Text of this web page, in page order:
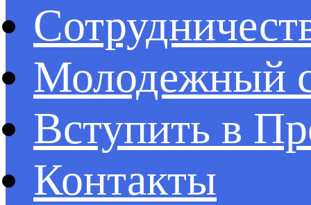
Молодежный
Вступить в
Контакты